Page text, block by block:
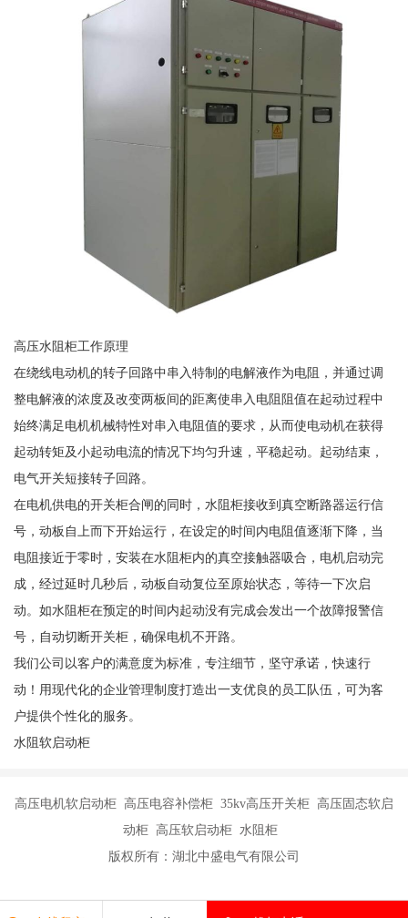
高压水阻柜工作原理
在绕线电动机的转子回路中串入特制的电解液作为电阻，并通过调
整电解液的浓度及改变两板间的距离使串入电阻阻值在起动过程中
始终满足电机机械特性对串入电阻值的要求，从而使电动机在获得
起动转矩及小起动电流的情况下均匀升速，平稳起动。起动结束，
电气开关短接转子回路。
在电机供电的开关柜合闸的同时，水阻柜接收到真空断路器运行信
号，动板自上而下开始运行，在设定的时间内电阻值逐渐下降，当
电阻接近于零时，安装在水阻柜内的真空接触器吸合，电机启动完
成，经过延时几秒后，动板自动复位至原始状态，等待一下次启
动。如水阻柜在预定的时间内起动没有完成会发出一个故障报警信
号，自动切断开关柜，确保电机不开路。
我们公司以客户的满意度为标准，专注细节，坚守承诺，快速行
动！用现代化的企业管理制度打造出一支优良的员工队伍，可为客
户提供个性化的服务。
水阻软启动柜
高压电机软启动柜 高压电容补偿柜 35kv高压开关柜 高压固态软启
动柜 高压软启动柜 水阻柜
版权所有：湖北中盛电气有限公司